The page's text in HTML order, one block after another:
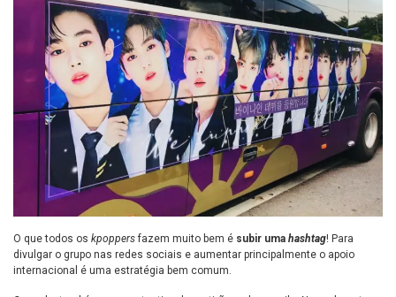
O que todos os kpoppersfazem muito bem é subir uma hashtag! Para
divulgar o grupo nas redes sociais e aumentar principalmente o apoio
internacional é uma estratégia bem comum.